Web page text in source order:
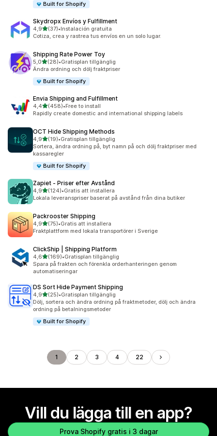
Built for Shopify
Skydropx Envíos y Fulfillment
4,9av 5 stjärnor
(37)
37 recensioner totalt
•Instalación gratuita
Cotiza, crea y rastrea tus envíos en un solo lugar.
Shipping Rate Power Toy
5,0av 5 stjärnor
(28)
28 recensioner totalt
•Gratisplan tillgänglig
Ändra ordning och dölj fraktpriser
Built for Shopify
Envia Shipping and Fulfillment
4,4av 5 stjärnor
(458)
458 recensioner totalt
•Free to install
Rapidly create domestic and international shipping labels
OCT Hide Shipping Methods
4,9av 5 stjärnor
(19)
19 recensioner totalt
•Gratisplan tillgänglig
Sortera, ändra ordning på, byt namn på och dölj fraktpriser med
kassaregler
Built for Shopify
Zapiet ‑ Priser efter Avstånd
4,9av 5 stjärnor
(124)
124 recensioner totalt
•Gratis att installera
Lokala leveranspriser baserat på avstånd från dina butiker
Packrooster Shipping
4,9av 5 stjärnor
(75)
75 recensioner totalt
•Gratis att installera
Fraktplattform med lokala transportörer i Sverige
ClickShip | Shipping Platform
4,6av 5 stjärnor
(169)
169 recensioner totalt
•Gratisplan tillgänglig
Spara på frakten och förenkla orderhanteringen genom
automatiseringar
DS Sort Hide Payment Shipping
4,9av 5 stjärnor
(25)
25 recensioner totalt
•Gratisplan tillgänglig
Dölj, sortera och ändra ordning på fraktmetoder, dölj och ändra
ordning på betalningsmetoder
Built for Shopify
1 2 3 4 22
Vill du lägga till en app?
Prova Shopify gratis i 3 dagar